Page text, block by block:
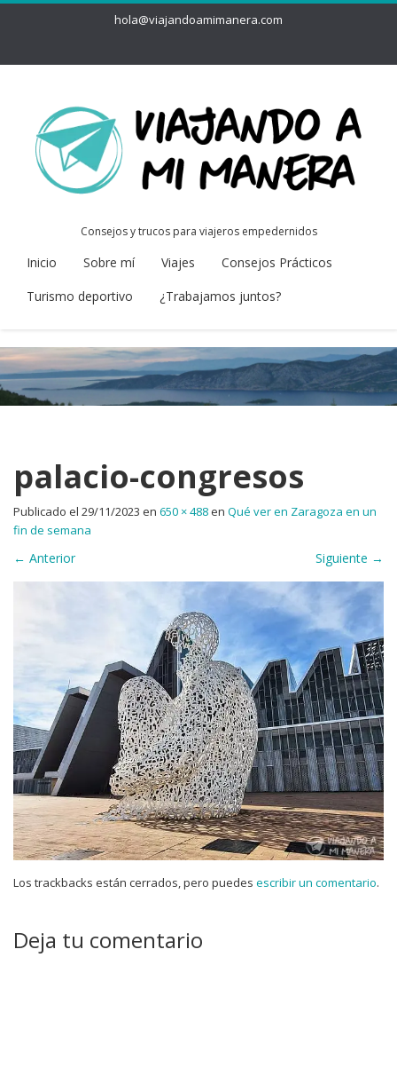
hola@viajandoamimanera.com
Consejos y trucos para viajeros empedernidos
Inicio Sobre mí Viajes
Consejos Prácticos
Turismo deportivo
¿Trabajamos juntos?
palacio-congresos
Publicado el 29/11/2023 en 650 × 488en Qué ver en Zaragoza en un
fin de semana
← Anterior Siguiente →
Los trackbacks están cerrados, pero puedes escribir un comentario.
Deja tu comentario